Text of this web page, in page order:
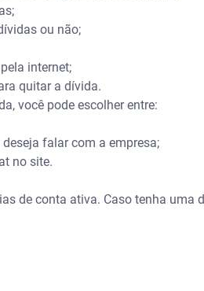
ou não;
internet;
quitar a dívida.
você pode escolher entre:
falar com a empresa;
no site.
de conta ativa. Caso tenha uma